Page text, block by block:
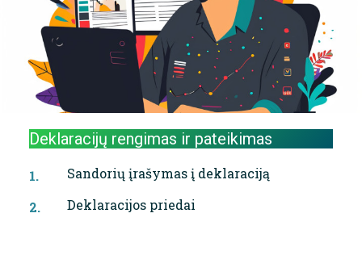
Deklaracijų rengimas ir pateikimas
Sandorių įrašymas į deklaraciją
Deklaracijos priedai